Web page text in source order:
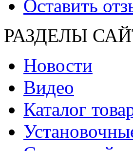
Оставить
РАЗДЕЛЫ
Новости
Видео
Каталог